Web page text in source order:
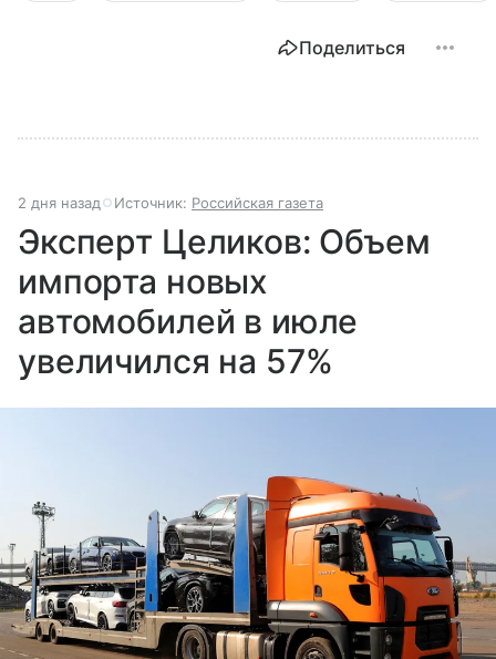
Поделиться
2 дня назад Источник: Российская газета
Эксперт Целиков: Объем
импорта новых
автомобилей в июле
увеличился на 57%